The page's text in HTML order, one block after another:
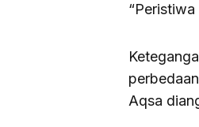
Aqsa